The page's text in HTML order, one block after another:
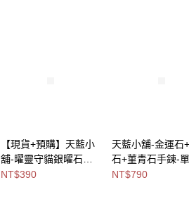
【現貨+預購】天藍小
舖-曜靈守貓銀曜石編
織手鍊-單1款
NT$390
天藍小舖-金運石
石+菫青石手鍊-
款-$790【
NT$790